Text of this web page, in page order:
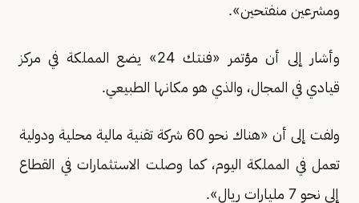
ومشرعين منفتحين».
وأشار إلى أن مؤتمر «فنتك 24» يضع المملكة في مركز
قيادي في المجال، والذي هو مكانها الطبيعي.
ولفت إلى أن «هناك نحو 60 شركة تقنية مالية محلية ودولية
تعمل في المملكة اليوم، كما وصلت الاستثمارات في القطاع
إلى نحو 7 مليارات ريال».